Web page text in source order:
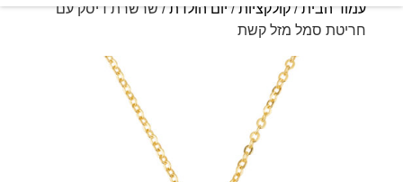
עמוד הבית/קולקציות/יום הולדת/ שרשרת דיסק עם
חריטת סמל מזל קשת